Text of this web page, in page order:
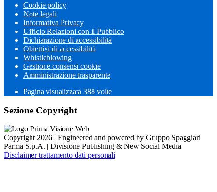
Cookie policy
Note legali
Informativa Privacy
Ufficio Relazioni con il Pubblico
Dichiarazione di accessibilità
Obiettivi di accessibilità
Whistleblowing
Gestione consensi cookie
Amministrazione trasparente
Pagina visualizzata 388 volte
Sezione Copyright
Copyright 2026 | Engineered and powered by Gruppo Spaggiari
Parma S.p.A. | Divisione Publishing & New Social Media
Disclaimer trattamento dati personali